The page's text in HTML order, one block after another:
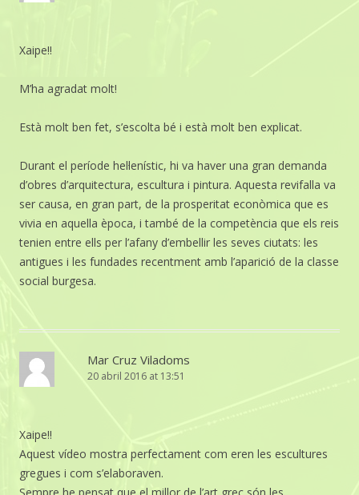
Xaipe!!
M’ha agradat molt!
Està molt ben fet, s’escolta bé i està molt ben explicat.
Durant el període hel·lenístic, hi va haver una gran demanda
d’obres d’arquitectura, escultura i pintura. Aquesta revifalla va
ser causa, en gran part, de la prosperitat econòmica que es
vivia en aquella època, i també de la competència que els reis
tenien entre ells per l’afany d’embellir les seves ciutats: les
antigues i les fundades recentment amb l’aparició de la classe
social burgesa.
Mar Cruz Viladoms
20 abril 2016 at 13:51
Xaipe!!
Aquest vídeo mostra perfectament com eren les escultures
gregues i com s’elaboraven.